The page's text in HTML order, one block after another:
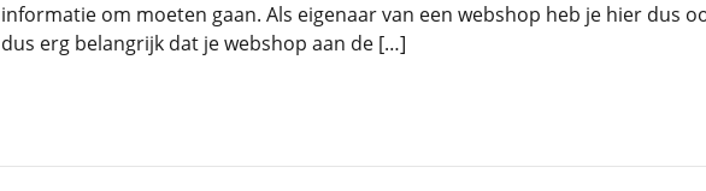
informatie om moeten gaan. Als eigenaar van een webshop heb je hier dus
dus erg belangrijk dat je webshop aan de […]